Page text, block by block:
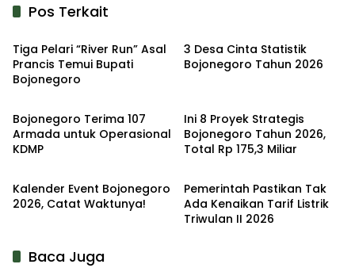
Pos Terkait
Kabar
Tiga Pelari “River Run” Asal
Prancis Temui Bupati
Bojonegoro
3 Desa Cinta Statistik
Bojonegoro Tahun 2026
Kabar
Bojonegoro Terima 107
Armada untuk Operasional
KDMP
Ini 8 Proyek Strategis
Bojonegoro Tahun 2026,
Total Rp 175,3 Miliar
Kabar
Kalender Event Bojonegoro
2026, Catat Waktunya!
Kabar
Pemerintah Pastikan Tak
Ada Kenaikan Tarif Listrik
Triwulan II 2026
Baca Juga